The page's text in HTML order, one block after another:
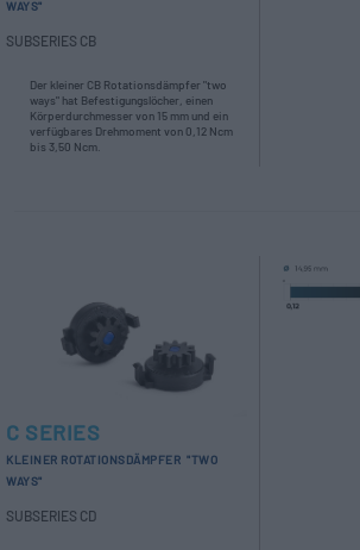
WAYS"
SUBSERIES CB
Der kleiner CB Rotationsdämpfer "two
ways" hat Befestigungslöcher, einen
Körperdurchmesser von 15 mm und ein
verfügbares Drehmoment von 0,12 Ncm
bis 3,50 Ncm.
C SERIES
KLEINER ROTATIONSDÄMPFER "TWO
WAYS"
SUBSERIES CD